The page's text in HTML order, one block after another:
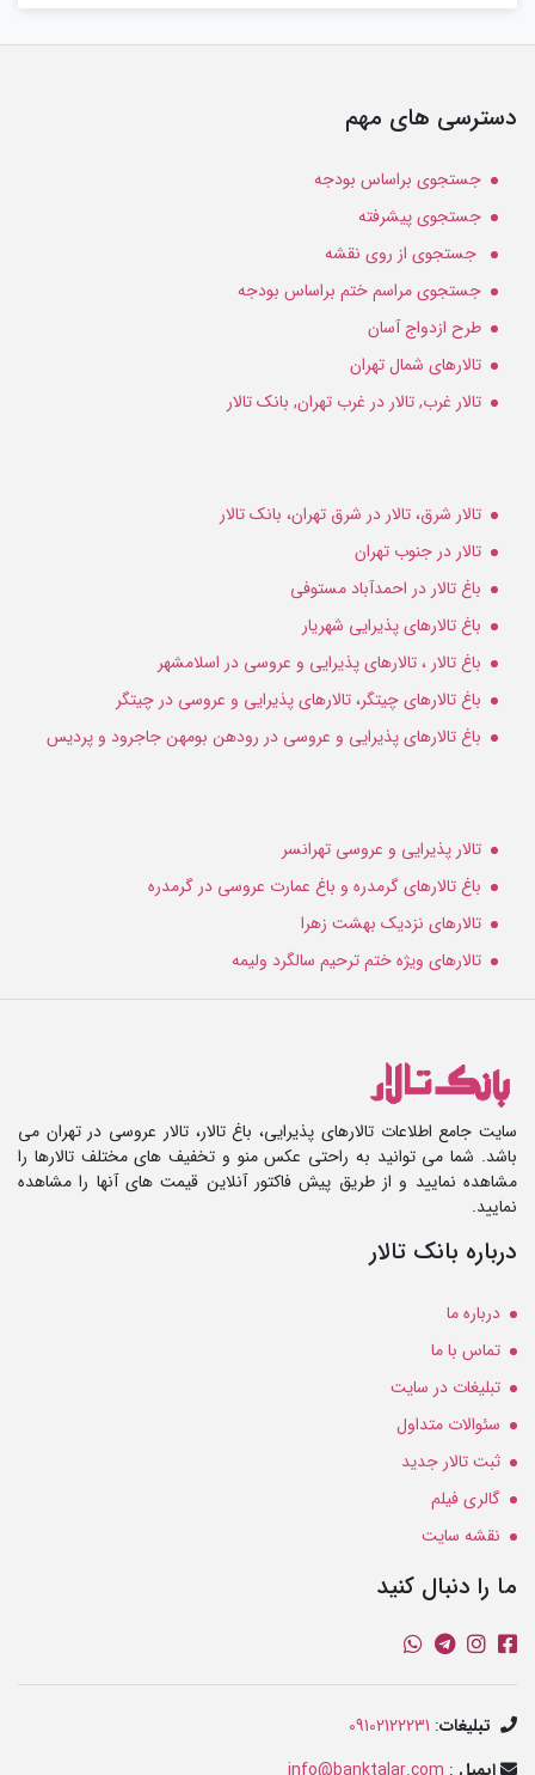
دسترسی های مهم
جستجوی براساس بودجه
جستجوی پیشرفته
جستجوی از روی نقشه
جستجوی مراسم ختم براساس بودجه
طرح ازدواج آسان
تالارهای شمال تهران
تالار غرب, تالار در غرب تهران, بانک تالار
تالار شرق، تالار در شرق تهران، بانک تالار
تالار در جنوب تهران
باغ تالار در احمدآباد مستوفی
باغ تالارهای پذیرایی شهریار
باغ تالار ، تالارهای پذیرایی و عروسی در اسلامشهر
باغ تالارهای چیتگر، تالارهای پذیرایی و عروسی در چیتگر
باغ تالارهای پذیرایی و عروسی در رودهن بومهن جاجرود و پردیس
تالار پذیرایی و عروسی تهرانسر
باغ تالارهای گرمدره و باغ عمارت عروسی در گرمدره
تالارهای نزدیک بهشت زهرا
تالارهای ویژه ختم ترحیم سالگرد ولیمه
سایت جامع اطلاعات تالارهای پذیرایی، باغ تالار، تالار عروسی در تهران می
باشد. شما می توانید به راحتی عکس منو و تخفیف های مختلف تالارها را
مشاهده نمایید و از طریق پیش فاکتور آنلاین قیمت های آنها را مشاهده
نمایید.
درباره بانک تالار
درباره ما
تماس با ما
تبلیغات در سایت
سئوالات متداول
ثبت تالار جدید
گالری فیلم
نقشه سایت
ما را دنبال کنید
تبلیغات:
09102122231